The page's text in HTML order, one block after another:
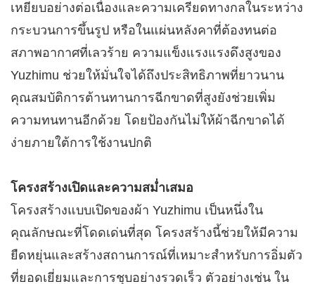
เหยียบอย่างต่อเนื่องและความเครียดทางกลในระหว่าง
กระบวนการขึ้นรูป หรือในแผ่นหลังคาที่ต้องทนต่อ
สภาพอากาศที่เลวร้าย ความแข็งแรงแรงดึงสูงของ
Yuzhimu ช่วยให้มั่นใจได้ถึงประสิทธิภาพที่ยาวนาน
คุณสมบัติการต้านทานการฉีกขาดที่สูงยังช่วยเพิ่ม
ความทนทานอีกด้วย โดยป้องกันไม่ให้ผ้าฉีกขาดได้
ง่ายภายใต้การใช้งานปกติ​
โครงสร้างเปิดและความสม่ำเสมอ
โครงสร้างแบบเปิดของผ้า Yuzhimu เป็นหนึ่งใน
คุณลักษณะที่โดดเด่นที่สุด โครงสร้างนี้ช่วยให้มีความ
ยืดหยุ่นและสร้างสถานการณ์ที่เหมาะสำหรับการอิ่มตัว
ที่ยอดเยี่ยมและการชุบอย่างรวดเร็ว ตัวอย่างเช่น ใน